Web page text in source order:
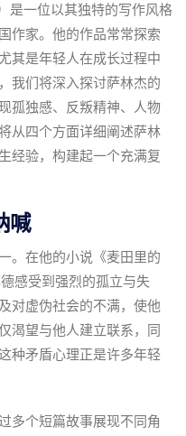
是一位以其独特的写作风格
作家。他的作品常常探索
其是年轻人在成长过程中
我们将深入探讨萨林杰的
孤独感、反叛精神、人物
从四个方面详细阐述萨林
经验，构建起一个充满复
喊
。在他的小说《麦田里的
感受到强烈的孤立与失
对虚伪社会的不满，使他
渴望与他人建立联系，同
种矛盾心理正是许多年轻
多个短篇故事展现不同角